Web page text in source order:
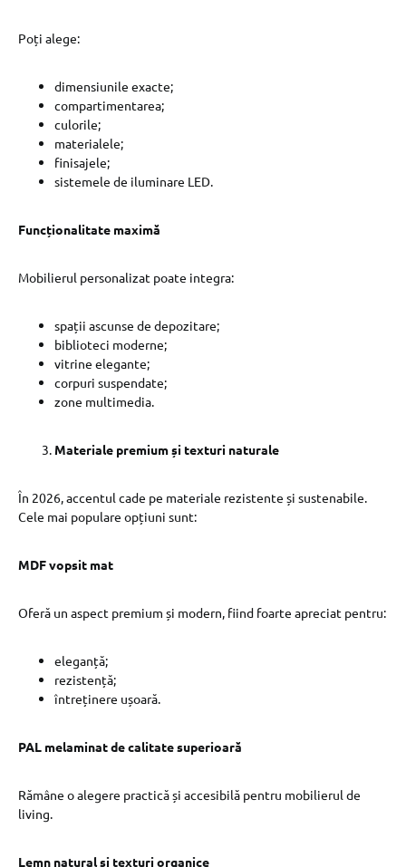
Poți alege:
dimensiunile exacte;
compartimentarea;
culorile;
materialele;
finisajele;
sistemele de iluminare LED.
Funcționalitate maximă
Mobilierul personalizat poate integra:
spații ascunse de depozitare;
biblioteci moderne;
vitrine elegante;
corpuri suspendate;
zone multimedia.
Materiale premium și texturi naturale
În 2026, accentul cade pe materiale rezistente și sustenabile.
Cele mai populare opțiuni sunt:
MDF vopsit mat
Oferă un aspect premium și modern, fiind foarte apreciat pentru:
eleganță;
rezistență;
întreținere ușoară.
PAL melaminat de calitate superioară
Rămâne o alegere practică și accesibilă pentru mobilierul de
living.
Lemn natural și texturi organice